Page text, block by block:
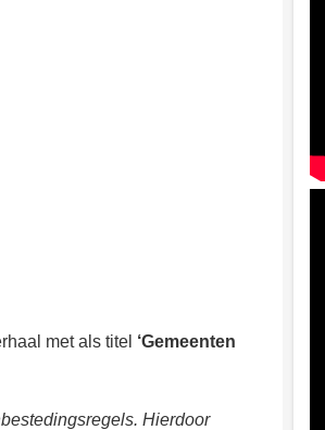
met als titel ‘Gemeenten
Hierdoor